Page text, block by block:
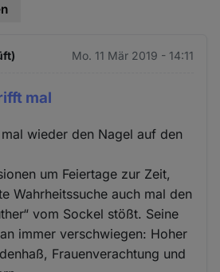
Mo. 11 Mär 2019 - 14:11
mal
wieder den Nagel auf den
um Feiertage zur Zeit,
Wahrheitssuche auch mal den
vom Sockel stößt. Seine
immer verschwiegen: Hoher
Frauenverachtung und